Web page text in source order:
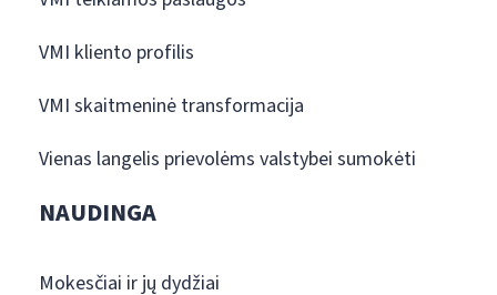
VMI kliento profilis
VMI skaitmeninė transformacija
Vienas langelis prievolėms valstybei sumokėti
NAUDINGA
Mokesčiai ir jų dydžiai